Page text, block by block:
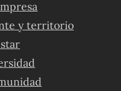
y territorio